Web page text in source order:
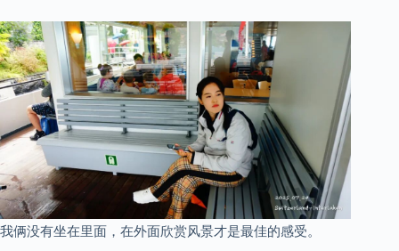
我俩没有坐在里面，在外面欣赏风景才是最佳的感受。